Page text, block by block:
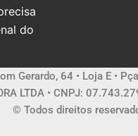
do
Gerardo, 64 • Loja E •
LTDA • CNPJ:
© Todos direitos